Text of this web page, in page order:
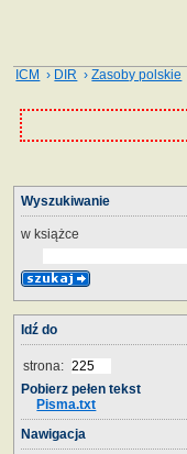
ICM › DIR ›Zasoby polskie
Wyszukiwanie
w książce
Idź do
strona:
Pobierz pełen tekst
Pisma.txt
Nawigacja